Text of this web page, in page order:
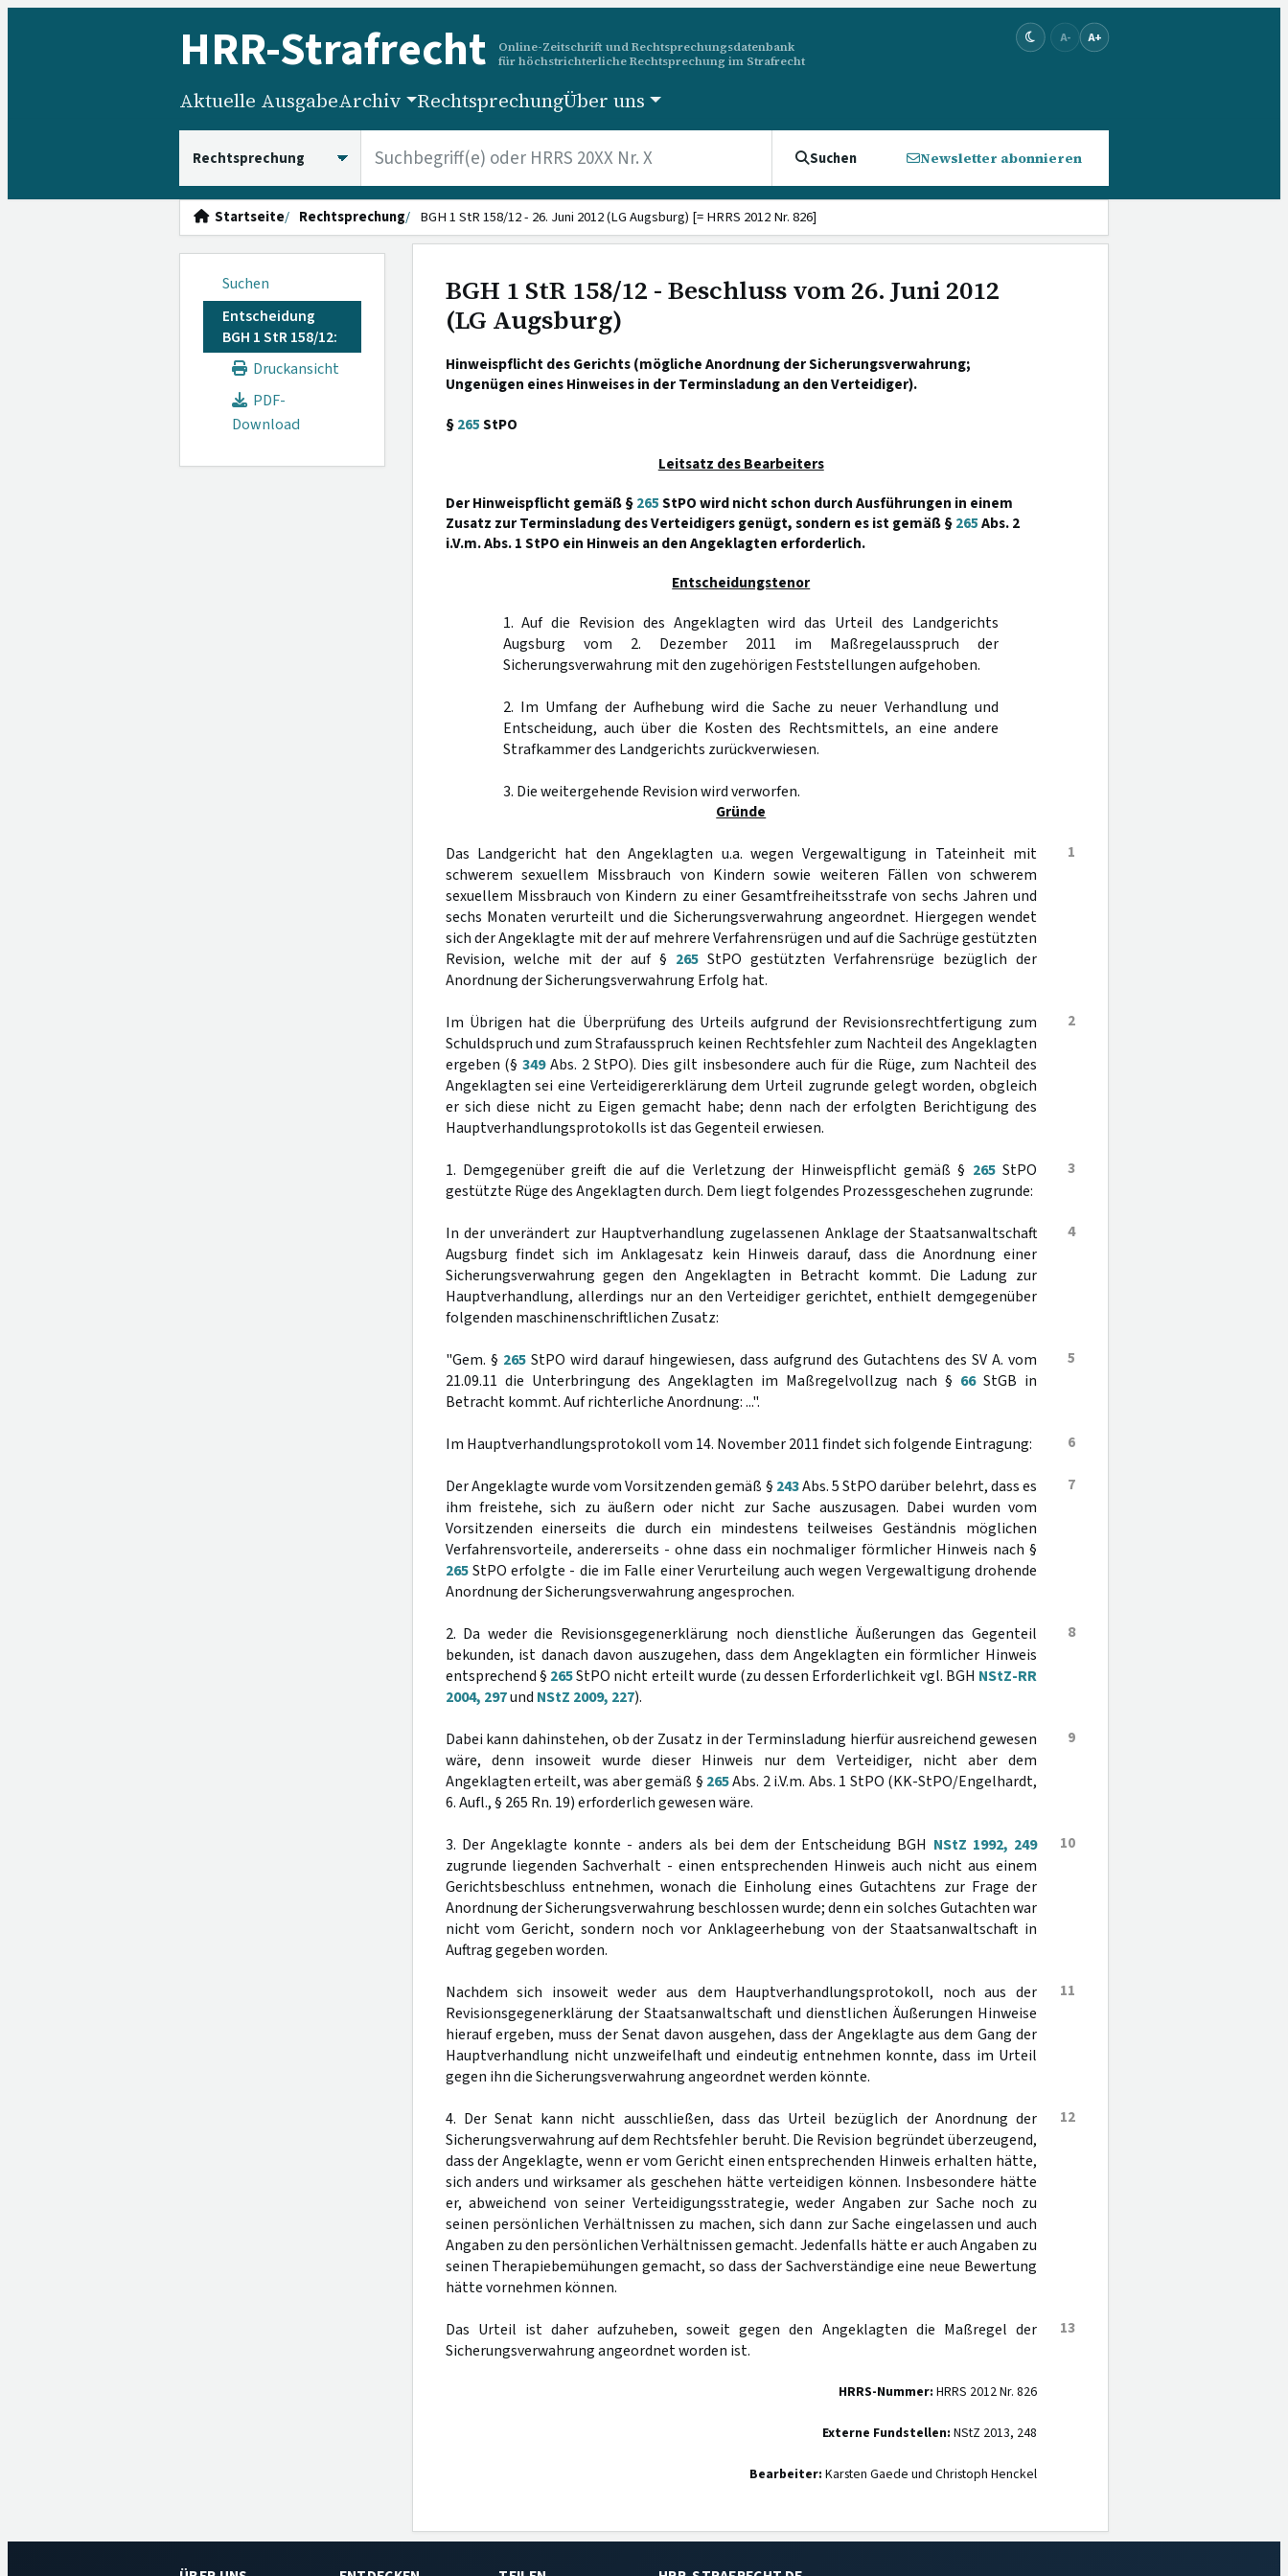
HRR-Strafrecht
Online-Zeitschrift und Rechtsprechungsdatenbank
für höchstrichterliche Rechtsprechung im Strafrecht
A- A+
Aktuelle AusgabeArchiv RechtsprechungÜber uns
Suchen Newsletter abonnieren
Startseite Rechtsprechung BGH 1 StR 158/12 - 26. Juni 2012 (LG Augsburg) [= HRRS 2012 Nr. 826]
Suchen
Entscheidung
BGH 1 StR 158/12:
Druckansicht
PDF-
Download
BGH 1 StR 158/12 - Beschluss vom 26. Juni 2012
(LG Augsburg)
Hinweispflicht des Gerichts (mögliche Anordnung der Sicherungsverwahrung;
Ungenügen eines Hinweises in der Terminsladung an den Verteidiger).
§265StPO
Leitsatz des Bearbeiters
Der Hinweispflicht gemäß §265StPO wird nicht schon durch Ausführungen in einem
Zusatz zur Terminsladung des Verteidigers genügt, sondern es ist gemäß §265Abs. 2
i.V.m. Abs. 1 StPO ein Hinweis an den Angeklagten erforderlich.
Entscheidungstenor
1. Auf die Revision des Angeklagten wird das Urteil des Landgerichts
Augsburg vom 2. Dezember 2011 im Maßregelausspruch der
Sicherungsverwahrung mit den zugehörigen Feststellungen aufgehoben.
2. Im Umfang der Aufhebung wird die Sache zu neuer Verhandlung und
Entscheidung, auch über die Kosten des Rechtsmittels, an eine andere
Strafkammer des Landgerichts zurückverwiesen.
3. Die weitergehende Revision wird verworfen.
Gründe
1
Das Landgericht hat den Angeklagten u.a. wegen Vergewaltigung in Tateinheit mit
schwerem sexuellem Missbrauch von Kindern sowie weiteren Fällen von schwerem
sexuellem Missbrauch von Kindern zu einer Gesamtfreiheitsstrafe von sechs Jahren und
sechs Monaten verurteilt und die Sicherungsverwahrung angeordnet. Hiergegen wendet
sich der Angeklagte mit der auf mehrere Verfahrensrügen und auf die Sachrüge gestützten
Revision, welche mit der auf § 265StPO gestützten Verfahrensrüge bezüglich der
Anordnung der Sicherungsverwahrung Erfolg hat.
2
Im Übrigen hat die Überprüfung des Urteils aufgrund der Revisionsrechtfertigung zum
Schuldspruch und zum Strafausspruch keinen Rechtsfehler zum Nachteil des Angeklagten
ergeben (§349Abs. 2 StPO). Dies gilt insbesondere auch für die Rüge, zum Nachteil des
Angeklagten sei eine Verteidigererklärung dem Urteil zugrunde gelegt worden, obgleich
er sich diese nicht zu Eigen gemacht habe; denn nach der erfolgten Berichtigung des
Hauptverhandlungsprotokolls ist das Gegenteil erwiesen.
3
1. Demgegenüber greift die auf die Verletzung der Hinweispflicht gemäß § 265StPO
gestützte Rüge des Angeklagten durch. Dem liegt folgendes Prozessgeschehen zugrunde:
4
In der unverändert zur Hauptverhandlung zugelassenen Anklage der Staatsanwaltschaft
Augsburg findet sich im Anklagesatz kein Hinweis darauf, dass die Anordnung einer
Sicherungsverwahrung gegen den Angeklagten in Betracht kommt. Die Ladung zur
Hauptverhandlung, allerdings nur an den Verteidiger gerichtet, enthielt demgegenüber
folgenden maschinenschriftlichen Zusatz:
5
"Gem. § 265StPO wird darauf hingewiesen, dass aufgrund des Gutachtens des SV A. vom
21.09.11 die Unterbringung des Angeklagten im Maßregelvollzug nach § 66StGB in
Betracht kommt. Auf richterliche Anordnung: ...".
6
Im Hauptverhandlungsprotokoll vom 14. November 2011 findet sich folgende Eintragung:
7
Der Angeklagte wurde vom Vorsitzenden gemäß § 243Abs. 5 StPO darüber belehrt, dass es
ihm freistehe, sich zu äußern oder nicht zur Sache auszusagen. Dabei wurden vom
Vorsitzenden einerseits die durch ein mindestens teilweises Geständnis möglichen
Verfahrensvorteile, andererseits - ohne dass ein nochmaliger förmlicher Hinweis nach §
265StPO erfolgte - die im Falle einer Verurteilung auch wegen Vergewaltigung drohende
Anordnung der Sicherungsverwahrung angesprochen.
8
2. Da weder die Revisionsgegenerklärung noch dienstliche Äußerungen das Gegenteil
bekunden, ist danach davon auszugehen, dass dem Angeklagten ein förmlicher Hinweis
entsprechend § 265StPO nicht erteilt wurde (zu dessen Erforderlichkeit vgl. BGH NStZ-RR
2004, 297und NStZ 2009, 227).
9
Dabei kann dahinstehen, ob der Zusatz in der Terminsladung hierfür ausreichend gewesen
wäre, denn insoweit wurde dieser Hinweis nur dem Verteidiger, nicht aber dem
Angeklagten erteilt, was aber gemäß § 265Abs. 2 i.V.m. Abs. 1 StPO (KK-StPO/Engelhardt,
6. Aufl., § 265 Rn. 19) erforderlich gewesen wäre.
10
3. Der Angeklagte konnte - anders als bei dem der Entscheidung BGH NStZ 1992, 249
zugrunde liegenden Sachverhalt - einen entsprechenden Hinweis auch nicht aus einem
Gerichtsbeschluss entnehmen, wonach die Einholung eines Gutachtens zur Frage der
Anordnung der Sicherungsverwahrung beschlossen wurde; denn ein solches Gutachten war
nicht vom Gericht, sondern noch vor Anklageerhebung von der Staatsanwaltschaft in
Auftrag gegeben worden.
11
Nachdem sich insoweit weder aus dem Hauptverhandlungsprotokoll, noch aus der
Revisionsgegenerklärung der Staatsanwaltschaft und dienstlichen Äußerungen Hinweise
hierauf ergeben, muss der Senat davon ausgehen, dass der Angeklagte aus dem Gang der
Hauptverhandlung nicht unzweifelhaft und eindeutig entnehmen konnte, dass im Urteil
gegen ihn die Sicherungsverwahrung angeordnet werden könnte.
12
4. Der Senat kann nicht ausschließen, dass das Urteil bezüglich der Anordnung der
Sicherungsverwahrung auf dem Rechtsfehler beruht. Die Revision begründet überzeugend,
dass der Angeklagte, wenn er vom Gericht einen entsprechenden Hinweis erhalten hätte,
sich anders und wirksamer als geschehen hätte verteidigen können. Insbesondere hätte
er, abweichend von seiner Verteidigungsstrategie, weder Angaben zur Sache noch zu
seinen persönlichen Verhältnissen zu machen, sich dann zur Sache eingelassen und auch
Angaben zu den persönlichen Verhältnissen gemacht. Jedenfalls hätte er auch Angaben zu
seinen Therapiebemühungen gemacht, so dass der Sachverständige eine neue Bewertung
hätte vornehmen können.
13
Das Urteil ist daher aufzuheben, soweit gegen den Angeklagten die Maßregel der
Sicherungsverwahrung angeordnet worden ist.
HRRS-Nummer: HRRS 2012 Nr. 826
Externe Fundstellen: NStZ 2013, 248
Bearbeiter: Karsten Gaede und Christoph Henckel